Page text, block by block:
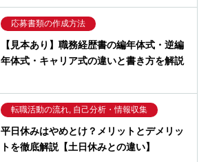
応募書類の作成方法
【見本あり】職務経歴書の編年体式・逆編
年体式・キャリア式の違いと書き方を解説
転職活動の流れ, 自己分析・情報収集
平日休みはやめとけ？メリットとデメリッ
トを徹底解説【土日休みとの違い】